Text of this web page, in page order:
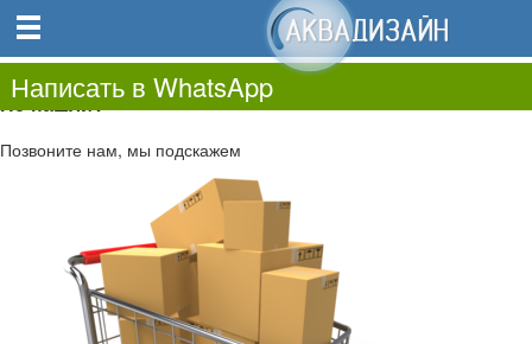
0.00
0
Не нашли?
Позвоните нам, мы подскажем
Написать в WhatsApp